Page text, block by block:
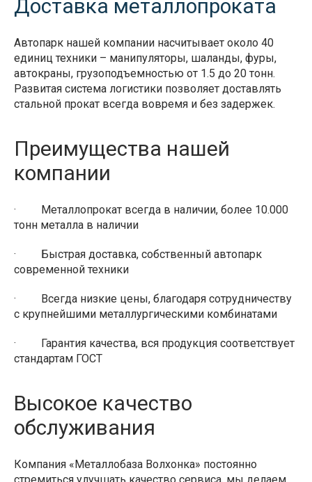
Доставка металлопроката
Автопарк нашей компании насчитывает около 40
единиц техники – манипуляторы, шаланды, фуры,
автокраны, грузоподъемностью от 1.5 до 20 тонн.
Развитая система логистики позволяет доставлять
стальной прокат всегда вовремя и без задержек.
Преимущества нашей
компании
· Металлопрокат всегда в наличии, более 10.000
тонн металла в наличии
· Быстрая доставка, собственный автопарк
современной техники
· Всегда низкие цены, благодаря сотрудничеству
с крупнейшими металлургическими комбинатами
· Гарантия качества, вся продукция соответствует
стандартам ГОСТ
Высокое качество
обслуживания
Компания «Металлобаза Волхонка» постоянно
стремиться улучшать качество сервиса, мы делаем